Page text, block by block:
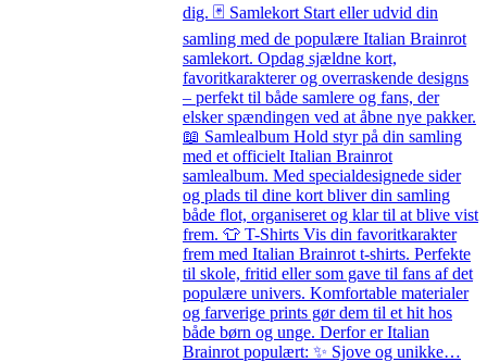
dig. 🃏 Samlekort Start eller udvid din
samling med de populære Italian Brainrot
samlekort. Opdag sjældne kort,
favoritkarakterer og overraskende designs
– perfekt til både samlere og fans, der
elsker spændingen ved at åbne nye pakker.
📖 Samlealbum Hold styr på din samling
med et officielt Italian Brainrot
samlealbum. Med specialdesignede sider
og plads til dine kort bliver din samling
både flot, organiseret og klar til at blive vist
frem. 👕 T-Shirts Vis din favoritkarakter
frem med Italian Brainrot t-shirts. Perfekte
til skole, fritid eller som gave til fans af det
populære univers. Komfortable materialer
og farverige prints gør dem til et hit hos
både børn og unge. Derfor er Italian
Brainrot populært: ✨ Sjove og unikke…